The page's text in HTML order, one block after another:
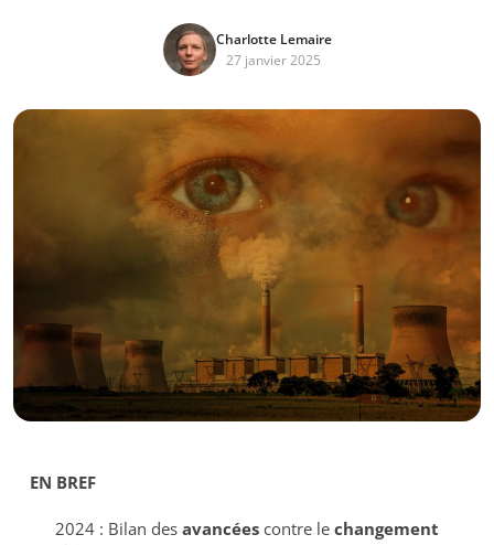
Charlotte Lemaire
27 janvier 2025
EN BREF
2024 : Bilan des avancéescontre le changement